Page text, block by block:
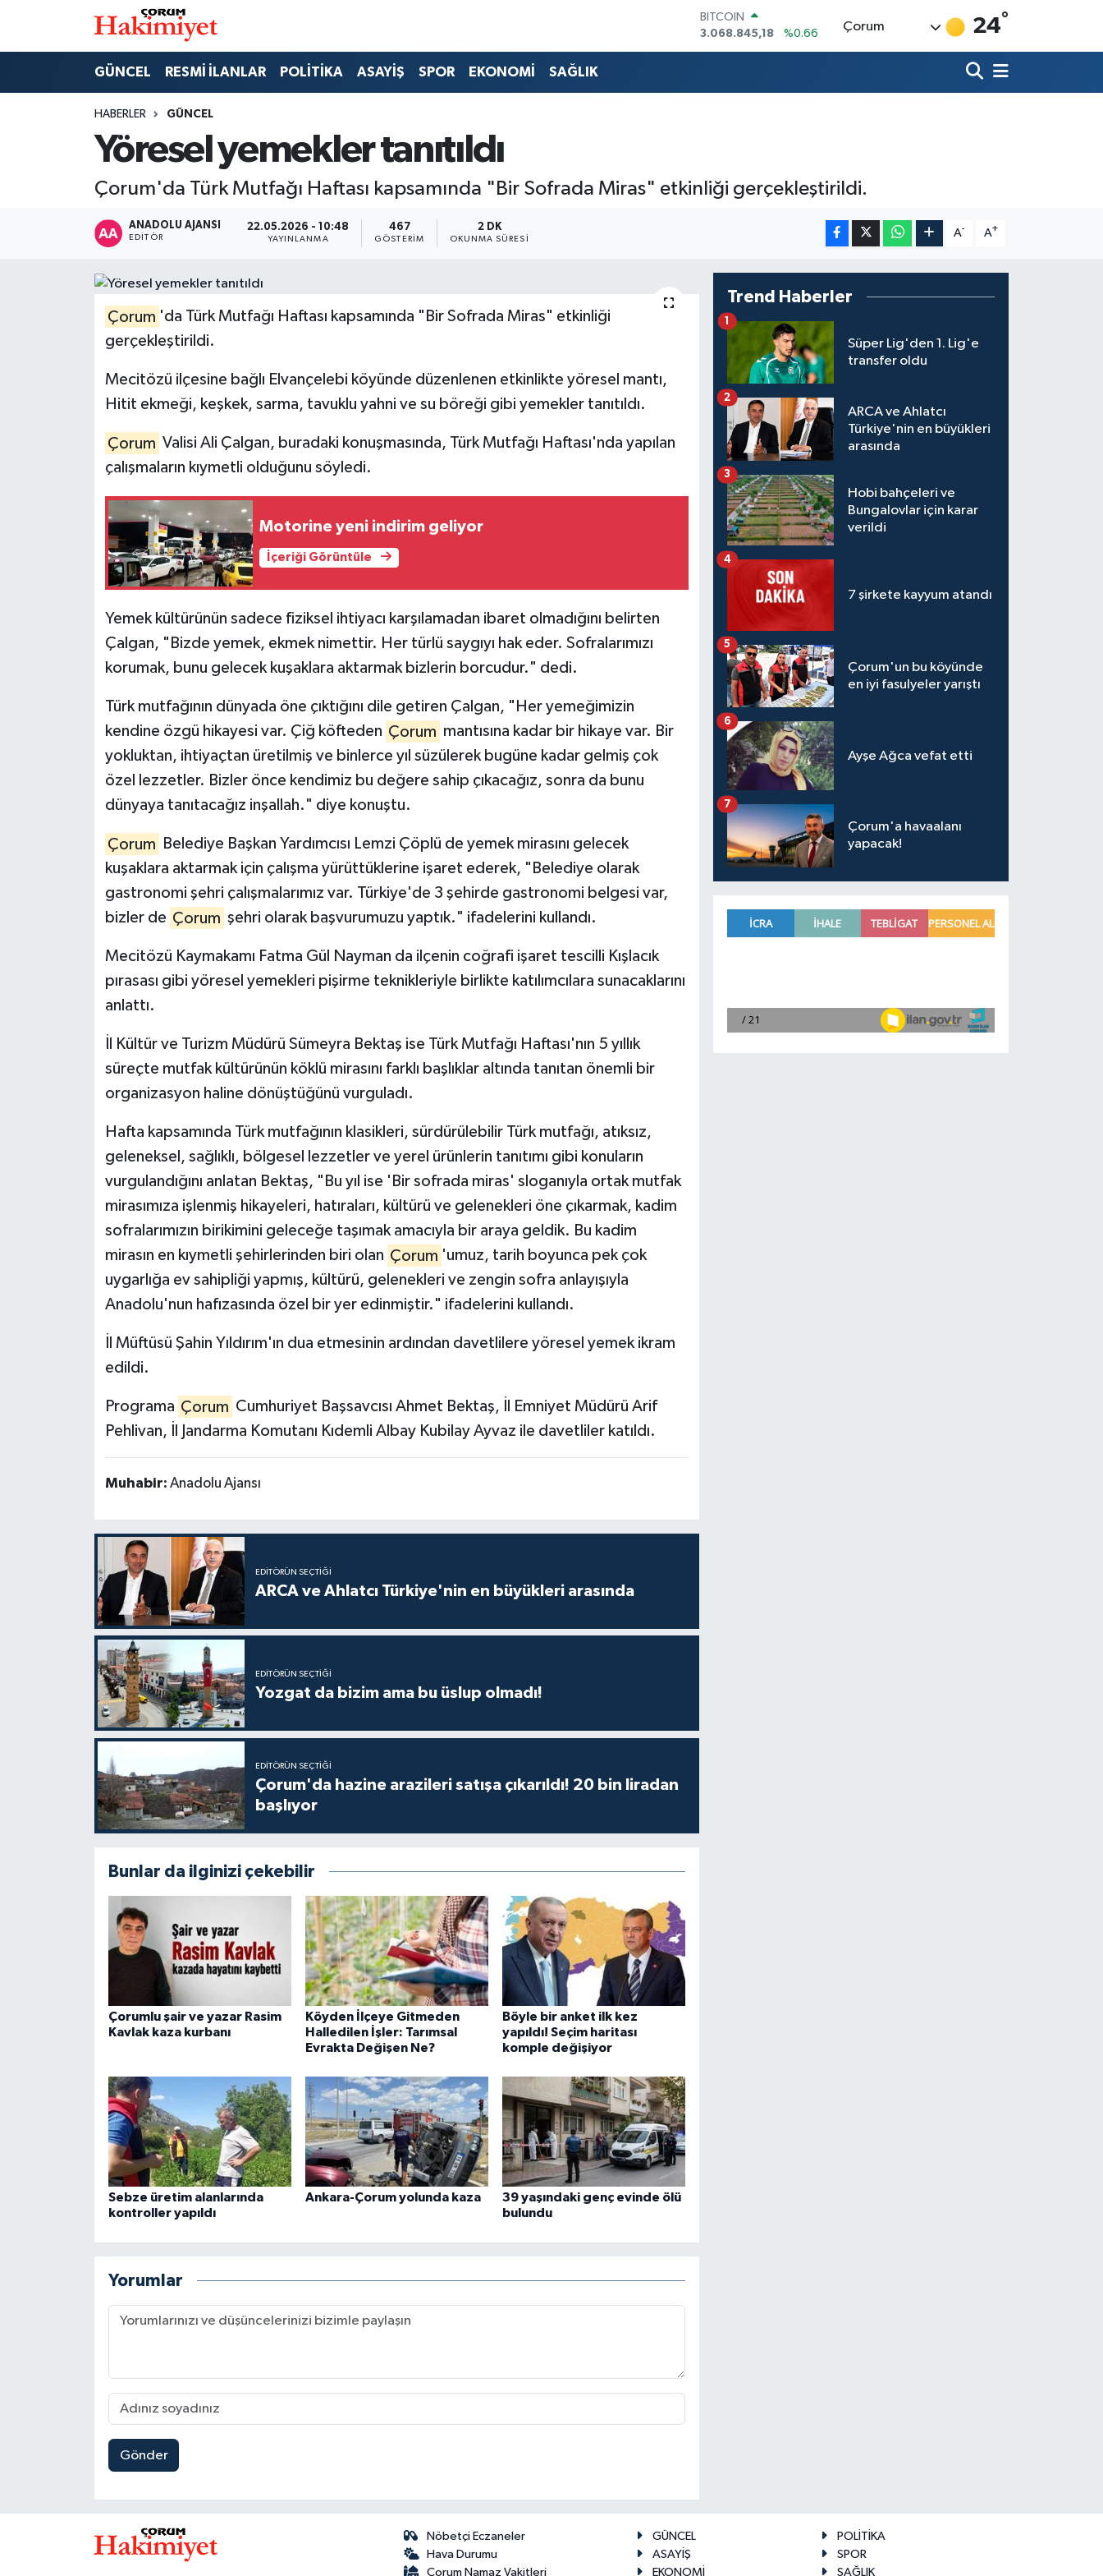
BITCOIN
3.068.845,18
%0.66
DOLAR
BİST100
13.703
%0
Çorum 24°
GÜNCEL RESMİ İLANLAR POLİTİKA ASAYİŞ SPOR EKONOMİ SAĞLIK
HABERLER GÜNCEL
Yöresel yemekler tanıtıldı
Çorum'da Türk Mutfağı Haftası kapsamında "Bir Sofrada Miras" etkinliği gerçekleştirildi.
ANADOLU AJANSI
EDITÖR
22.05.2026 - 10:48
YAYINLANMA
467
GÖSTERIM
2 DK
OKUNMA SÜRESI
A- A+
Çorum 'da Türk Mutfağı Haftası kapsamında "Bir Sofrada Miras" etkinliği
gerçekleştirildi.
Mecitözü ilçesine bağlı Elvançelebi köyünde düzenlenen etkinlikte yöresel mantı,
Hitit ekmeği, keşkek, sarma, tavuklu yahni ve su böreği gibi yemekler tanıtıldı.
Çorum Valisi Ali Çalgan, buradaki konuşmasında, Türk Mutfağı Haftası'nda yapılan
çalışmaların kıymetli olduğunu söyledi.
Motorine yeni indirim geliyor
İçeriği Görüntüle
Yemek kültürünün sadece fiziksel ihtiyacı karşılamadan ibaret olmadığını belirten
Çalgan, "Bizde yemek, ekmek nimettir. Her türlü saygıyı hak eder. Sofralarımızı
korumak, bunu gelecek kuşaklara aktarmak bizlerin borcudur." dedi.
Türk mutfağının dünyada öne çıktığını dile getiren Çalgan, "Her yemeğimizin
kendine özgü hikayesi var. Çiğ köfteden Çorum mantısına kadar bir hikaye var. Bir
yokluktan, ihtiyaçtan üretilmiş ve binlerce yıl süzülerek bugüne kadar gelmiş çok
özel lezzetler. Bizler önce kendimiz bu değere sahip çıkacağız, sonra da bunu
dünyaya tanıtacağız inşallah." diye konuştu.
Çorum
Belediye Başkan Yardımcısı Lemzi Çöplü de yemek mirasını gelecek
kuşaklara aktarmak için çalışma yürüttüklerine işaret ederek, "Belediye olarak
gastronomi şehri çalışmalarımız var. Türkiye'de 3 şehirde gastronomi belgesi var,
bizler de Çorum şehri olarak başvurumuzu yaptık." ifadelerini kullandı.
Mecitözü Kaymakamı Fatma Gül Nayman da ilçenin coğrafi işaret tescilli Kışlacık
pırasası gibi yöresel yemekleri pişirme teknikleriyle birlikte katılımcılara sunacaklarını
anlattı.
İl Kültür ve Turizm Müdürü Sümeyra Bektaş ise Türk Mutfağı Haftası'nın 5 yıllık
süreçte mutfak kültürünün köklü mirasını farklı başlıklar altında tanıtan önemli bir
organizasyon haline dönüştüğünü vurguladı.
Hafta kapsamında Türk mutfağının klasikleri, sürdürülebilir Türk mutfağı, atıksız,
geleneksel, sağlıklı, bölgesel lezzetler ve yerel ürünlerin tanıtımı gibi konuların
vurgulandığını anlatan Bektaş, "Bu yıl ise 'Bir sofrada miras' sloganıyla ortak mutfak
mirasımıza işlenmiş hikayeleri, hatıraları, kültürü ve gelenekleri öne çıkarmak, kadim
sofralarımızın birikimini geleceğe taşımak amacıyla bir araya geldik. Bu kadim
mirasın en kıymetli şehirlerinden biri olan Çorum 'umuz, tarih boyunca pek çok
uygarlığa ev sahipliği yapmış, kültürü, gelenekleri ve zengin sofra anlayışıyla
Anadolu'nun hafızasında özel bir yer edinmiştir." ifadelerini kullandı.
İl Müftüsü Şahin Yıldırım'ın dua etmesinin ardından davetlilere yöresel yemek ikram
edildi.
Programa Çorum Cumhuriyet Başsavcısı Ahmet Bektaş, İl Emniyet Müdürü Arif
Pehlivan, İl Jandarma Komutanı Kıdemli Albay Kubilay Ayvaz ile davetliler katıldı.
Muhabir: Anadolu Ajansı
EDITÖRÜN SEÇTIĞI
ARCA ve Ahlatcı Türkiye'nin en büyükleri arasında
EDITÖRÜN SEÇTIĞI
Yozgat da bizim ama bu üslup olmadı!
EDITÖRÜN SEÇTIĞI
Çorum'da hazine arazileri satışa çıkarıldı! 20 bin liradan
başlıyor
Bunlar da ilginizi çekebilir
Çorumlu şair ve yazar Rasim
Kavlak kaza kurbanı
Köyden İlçeye Gitmeden
Halledilen İşler: Tarımsal
Evrakta Değişen Ne?
Böyle bir anket ilk kez
yapıldı! Seçim haritası
komple değişiyor
Sebze üretim alanlarında
kontroller yapıldı
Ankara-Çorum yolunda kaza
39 yaşındaki genç evinde ölü
bulundu
Yorumlar
Gönder
Trend Haberler
Süper Lig'den 1. Lig'e
transfer oldu
1
ARCA ve Ahlatcı
Türkiye'nin en büyükleri
arasında
2
Hobi bahçeleri ve
Bungalovlar için karar
verildi
3
7 şirkete kayyum atandı
4
Çorum'un bu köyünde
en iyi fasulyeler yarıştı
5
Ayşe Ağca vefat etti
6
Çorum'a havaalanı
yapacak!
7
Nöbetçi Eczaneler
Hava Durumu
Çorum Namaz Vakitleri
GÜNCEL
POLİTİKA
ASAYİŞ
SPOR
EKONOMİ
SAĞLIK
EKONOMİ
GÜNCEL
OTOPARK
Nöbetçi Eczaneler
Çorum Namaz Vakitleri
Trafik Durumu
Süper Lig Puan Durumu ve Fikstür
Tüm Manşetler
Son Dakika Haberleri